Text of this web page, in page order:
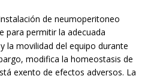
de neumoperitoneo
para permitir la adecuada
la movilidad del equipo durante
modifica la homeostasis de
exento de efectos adversos. La